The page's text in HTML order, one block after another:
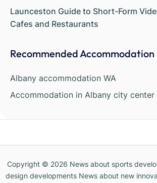
Launceston Guide to Short-Form
Cafes and Restaurants
Recommended Accommodation
Albany accommodation WA
Accommodation in Albany city center
Copyright © 2026 News about sports
design developments News about new